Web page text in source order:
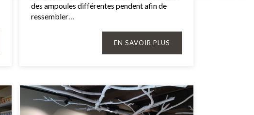
des ampoules différentes pendent afin de
ressembler…
EN SAVOIR PLUS